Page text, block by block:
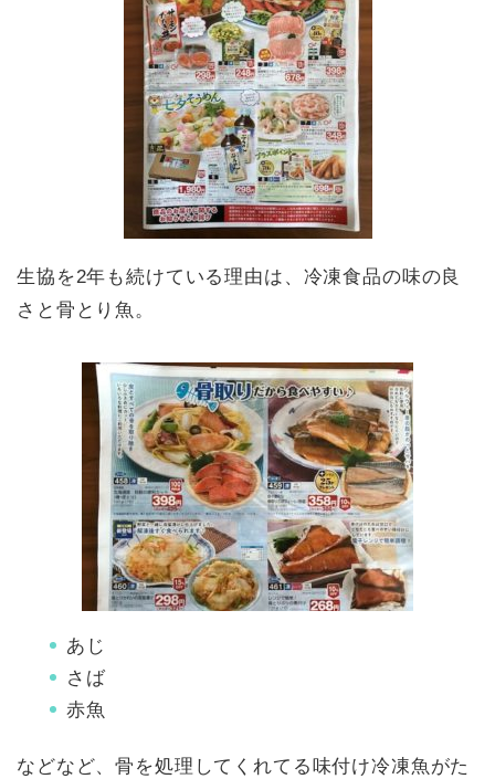
生協を2年も続けている理由は、冷凍食品の味の良
さと骨とり魚。
あじ
さば
赤魚
などなど、骨を処理してくれてる味付け冷凍魚がた